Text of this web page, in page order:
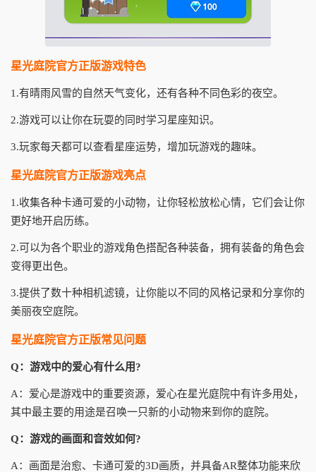
星光庭院官方正版游戏特色
1.有晴雨风雪的自然天气变化，还有各种不同色彩的夜空。
2.游戏可以让你在玩耍的同时学习星座知识。
3.玩家每天都可以查看星座运势，增加玩游戏的趣味。
星光庭院官方正版游戏亮点
1.收集各种卡通可爱的小动物，让你轻松放松心情，它们会让你
更好地开启历练。
2.可以为各个职业的游戏角色搭配各种装备，拥有装备的角色会
变得更出色。
3.提供了数十种相机滤镜，让你能以不同的风格记录和分享你的
美丽夜空庭院。
星光庭院官方正版常见问题
Q：游戏中的爱心有什么用?
A：爱心是游戏中的重要资源，爱心在星光庭院中有许多用处，
其中最主要的用途是召唤一只新的小动物来到你的庭院。
Q：游戏的画面和音效如何?
A：画面是治愈、卡通可爱的3D画质，并具备AR整体功能来欣